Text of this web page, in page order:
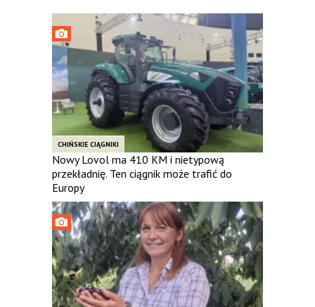
CHIŃSKIE CIĄGNIKI
Nowy Lovol ma 410 KM i nietypową
przekładnię. Ten ciągnik może trafić do
Europy